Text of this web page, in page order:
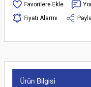
Fiyatı Alarmı
Ürün Bilgisi